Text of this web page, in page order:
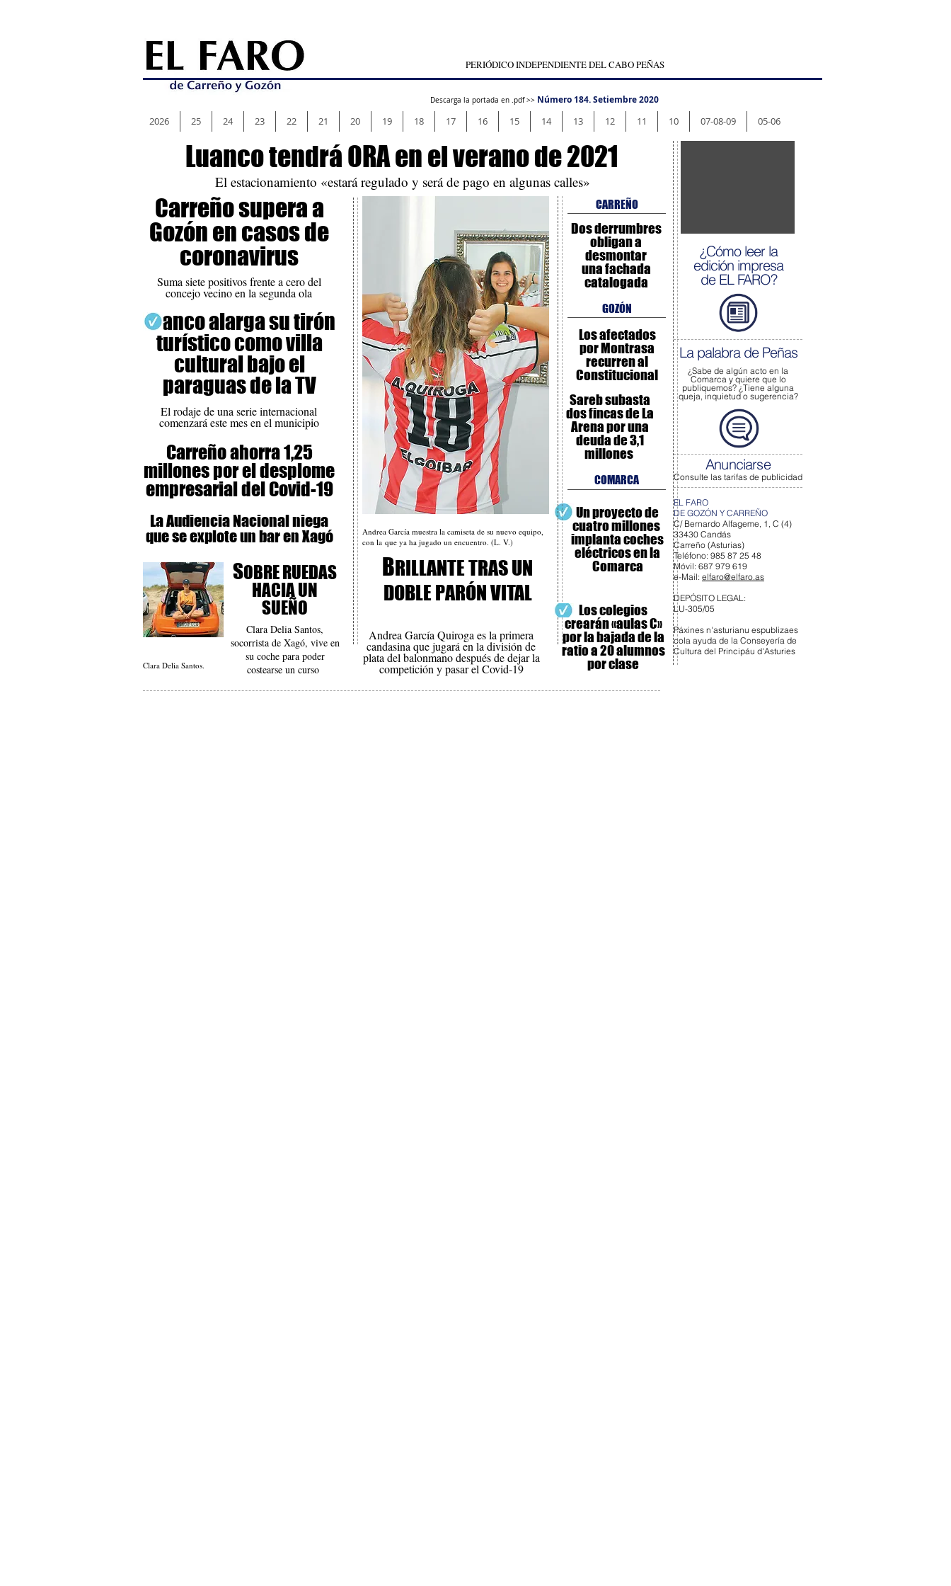
PERIÓDICO INDEPENDIENTE DEL CABO PEÑAS
Descarga la portada en .pdf >> Número 184. Setiembre 2020
Luanco tendrá ORA en el verano de 2021
El estacionamiento «estará regulado y será de pago en algunas calles»
Carreño supera a
Gozón en casos de
coronavirus
Suma siete positivos frente a cero del
concejo vecino en la segunda ola
Luanco alarga su tirón
turístico como villa
cultural bajo el
paraguas de la TV
El rodaje de una serie internacional
comenzará este mes en el municipio
Carreño ahorra 1,25
millones por el desplome
empresarial del Covid-19
La Audiencia Nacional niega
que se explote un bar en Xagó
Clara Delia Santos.
SOBRE RUEDAS
HACIA UN
SUEÑO
Clara Delia Santos,
socorrista de Xagó, vive en
su coche para poder
costearse un curso
Andrea García muestra la camiseta de su nuevo equipo,
con la que ya ha jugado un encuentro. (L. V.)
BRILLANTE TRAS UN
DOBLE PARÓN VITAL
Andrea García Quiroga es la primera
candasina que jugará en la división de
plata del balonmano después de dejar la
competición y pasar el Covid-19
CARREÑO
Dos derrumbres
obligan a
desmontar
una fachada
catalogada
GOZÓN
Los afectados
por Montrasa
recurren al
Constitucional
COMARCA
Un proyecto de
cuatro millones
implanta coches
eléctricos en la
Comarca
Los colegios
crearán «aulas C»
por la bajada de la
ratio a 20 alumnos
por clase
Sareb subasta
dos fincas de La
Arena por una
deuda de 3,1
millones
¿Cómo leer la
edición impresa
de EL FARO?
La palabra de Peñas
¿Sabe de algún acto en la
Comarca y quiere que lo
publiquemos? ¿Tiene alguna
queja, inquietud o sugerencia?
Anunciarse
Consulte las tarifas de publicidad
EL FARO
DE GOZÓN Y CARREÑO
C/ Bernardo Alfageme, 1, C (4)
33430 Candás
Carreño (Asturias)
Teléfono: 985 87 25 48
Móvil: 687 979 619
e-Mail: elfaro@elfaro.as
DEPÓSITO LEGAL:
LU-305/05
Páxines n'asturianu espublizaes
cola ayuda de la Conseyería de
Cultura del Principáu d'Asturies
2026 25 24 23 22 21 20 19 18 17 16 15 14 13 12 11 10 07-08-09 05-06